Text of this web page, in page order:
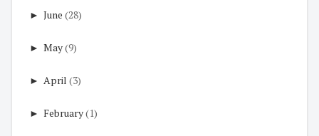
► June (28)
► May(9)
► April (3)
► February(1)